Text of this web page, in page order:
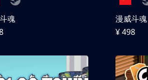
魂
漫威斗
¥ 498